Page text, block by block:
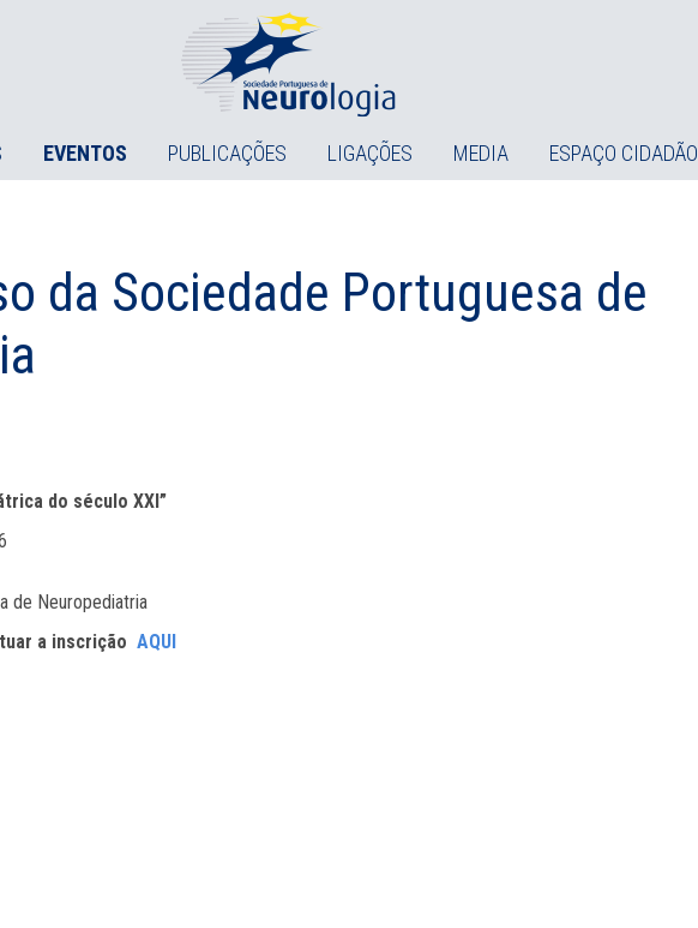
EVENTOS PUBLICAÇÕES LIGAÇÕES MEDIA ESPAÇO CIDADÃO
da Sociedade Portuguesa de
do século XXI”
de Neuropediatria
a inscrição AQUI